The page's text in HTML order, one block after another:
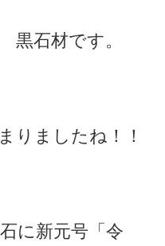
石材です。
りましたね！！
に新元号「令